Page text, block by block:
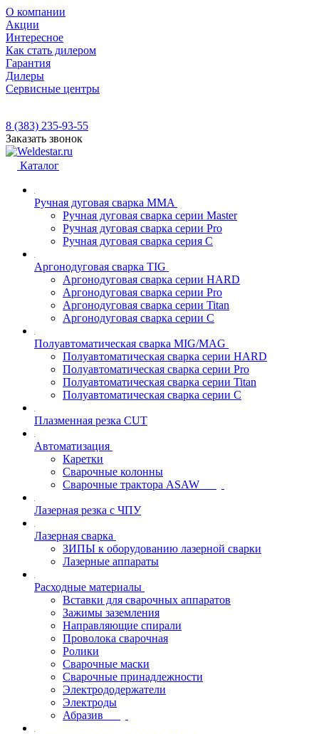
О компании
Акции
Интересное
Как стать дилером
Гарантия
Дилеры
Сервисные центры
8 (383) 235-93-55
Заказать звонок
Каталог
Ручная дуговая сварка MMA
Ручная дуговая сварка серии Master
Ручная дуговая сварка серии Pro
Ручная дуговая сварка серия С
Аргонодуговая сварка TIG
Аргонодуговая сварка серии HARD
Аргонодуговая сварка серии Pro
Аргонодуговая сварка серии Titan
Аргонодуговая сварка серии С
Полуавтоматическая сварка MIG/MAG
Полуавтоматическая сварка серии HARD
Полуавтоматическая сварка серии Pro
Полуавтоматическая сварка серии Titan
Полуавтоматическая сварка серии С
Плазменная резка CUT
Автоматизация
Каретки
Сварочные колонны
Сварочные трактора ASAW
Лазерная резка с ЧПУ
Лазерная сварка
ЗИПЫ к оборудованию лазерной сварки
Лазерные аппараты
Расходные материалы
Вставки для сварочных аппаратов
Зажимы заземления
Направляющие спирали
Проволока сварочная
Ролики
Сварочные маски
Сварочные принадлежности
Электрододержатели
Электроды
Абразив